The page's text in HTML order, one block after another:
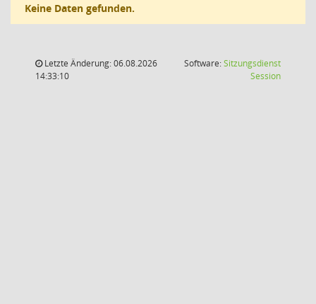
Keine Daten gefunden.
Letzte Änderung: 06.08.2026
14:33:10
Software:Sitzungsdienst
Session(Wird in